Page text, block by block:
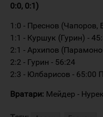
0:0, 0:1)
1:0 - Преснов (Чапоров,
1:1 - Куршук (Гурин) -
2:1 - Архипов
2:2 - Гурин - 56:24
2:3 - Юлбарисов - 65:00
Вратари: Мейдер - Нурек